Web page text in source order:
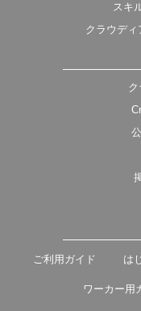
スキ
クラウディ
ご利用ガイド は
ワーカー用